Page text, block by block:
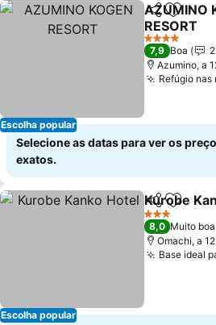
Escolha popular
Partilhar
AZUMINO
RESORT
Ver preços
4 Estrelas
7,9 Boa
Azumino, a
Refúgio
Selecione as datas para ver os
exatos.
Escolha popular
Partilhar
Kurobe
3 Estrelas
8,0 Muito boa
Omachi, a
Base ideal